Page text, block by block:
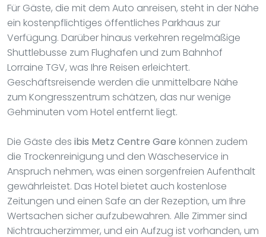
Für Gäste, die mit dem Auto anreisen, steht in der Nähe
ein kostenpflichtiges öffentliches Parkhaus zur
Verfügung. Darüber hinaus verkehren regelmäßige
Shuttlebusse zum Flughafen und zum Bahnhof
Lorraine TGV, was Ihre Reisen erleichtert.
Geschäftsreisende werden die unmittelbare Nähe
zum Kongresszentrum schätzen, das nur wenige
Gehminuten vom Hotel entfernt liegt.
Die Gäste des ibis Metz Centre Gare können zudem
die Trockenreinigung und den Wäscheservice in
Anspruch nehmen, was einen sorgenfreien Aufenthalt
gewährleistet. Das Hotel bietet auch kostenlose
Zeitungen und einen Safe an der Rezeption, um Ihre
Wertsachen sicher aufzubewahren. Alle Zimmer sind
Nichtraucherzimmer, und ein Aufzug ist vorhanden, um